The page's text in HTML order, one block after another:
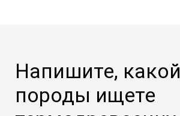
Напишите, какой
породы ищете